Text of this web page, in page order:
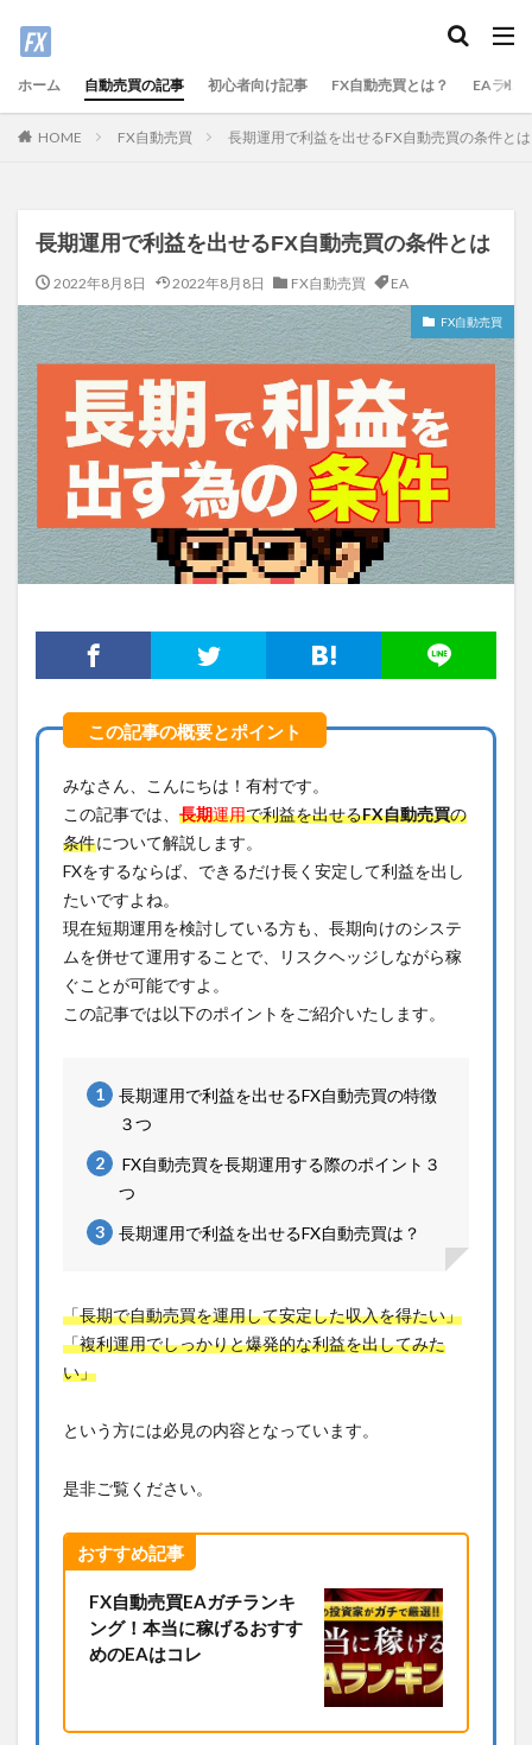
ホーム 自動売買の記事 初心者向け記事 FX自動売買とは？ EAラン
HOME FX自動売買 長期運用で利益を出せるFX自動売買の条件とは
長期運用で利益を出せるFX自動売買の条件とは
2022年8月8日 2022年8月8日 FX自動売買 EA
FX自動売買
みなさん、こんにちは！有村です。
この記事では、 長期運用で利益を出せるFX自動売買の
条件について解説します。
FXをするならば、できるだけ長く安定して利益を出し
たいですよね。
現在短期運用を検討している方も、長期向けのシステ
ムを併せて運用することで、リスクヘッジしながら稼
ぐことが可能ですよ。
この記事では以下のポイントをご紹介いたします。
長期運用で利益を出せるFX自動売買の特徴
３つ
FX自動売買を長期運用する際のポイント３
つ
長期運用で利益を出せるFX自動売買は？
「長期で自動売買を運用して安定した収入を得たい」
「複利運用でしっかりと爆発的な利益を出してみた
い」
という方には必見の内容となっています。
是非ご覧ください。
おすすめ記事
FX自動売買EAガチランキ
ング！本当に稼げるおすす
めのEAはコレ